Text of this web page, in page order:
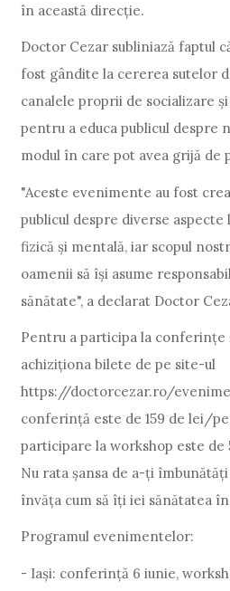
în această direcție.
Doctor Cezar subliniază faptul
fost gândite la cererea sutelor
canalele proprii de socializare
pentru a educa publicul despre
modul în care pot avea grijă de
"Aceste evenimente au fost
publicul despre diverse aspecte
fizică și mentală, iar scopul
oamenii să își asume
sănătate", a declarat Doctor
Pentru a participa la conferințe
achiziționa bilete de pe site-ul
https://doctorcezar.ro/
conferință este de 159 de lei/
participare la workshop este de
Nu rata șansa de a-ți
învăța cum să îți iei sănătatea
Programul evenimentelor:
- Iași: conferință 6 iunie,